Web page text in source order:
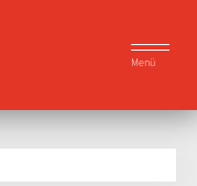
Menü